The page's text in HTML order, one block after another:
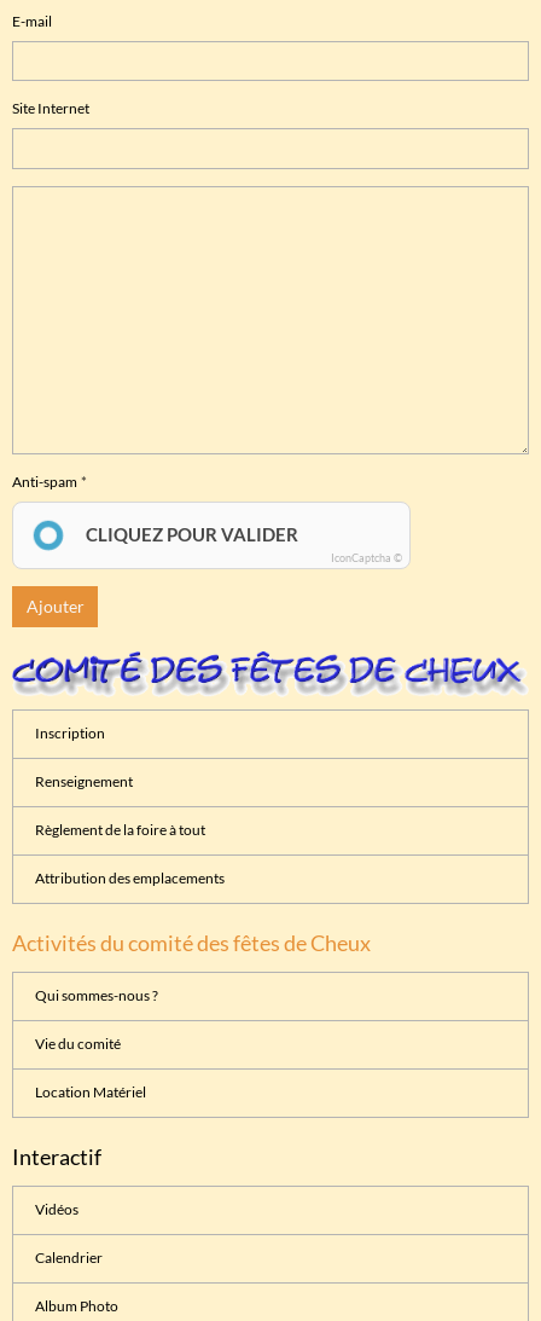
E-mail
Site Internet
Anti-spam
CLIQUEZ POUR VALIDER
IconCaptcha ©
Ajouter
Inscription
Renseignement
Règlement de la foire à tout
Attribution des emplacements
Activités du comité des fêtes de Cheux
Qui sommes-nous ?
Vie du comité
Location Matériel
Interactif
Vidéos
Calendrier
Album Photo